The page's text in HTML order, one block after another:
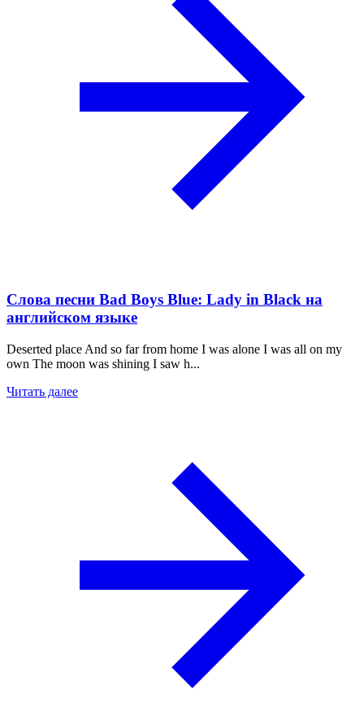
Слова песни Bad Boys Blue: Lady in Black на
английском языке
Deserted place And so far from home I was alone I was all on my
own The moon was shining I saw h...
Читать далее